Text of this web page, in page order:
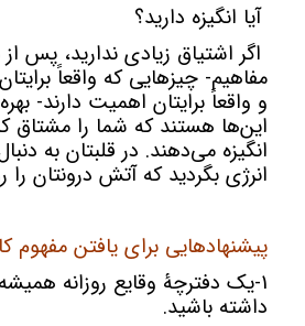
آیا انگیزه دارید؟
اگر اشتیاق زیادی ندارید، پس
مفاهیم- چیزهایی که واقعاً
و واقعاً برایتان اهمیت دارند-
این‌ها هستند که شما را مشتاق
انگیزه می‌دهند. در قلبتان به
انرژی بگردید که آتش درونتان
پیشنهادهایی برای یافتن مفهوم
1-یک دفترچۀ وقایع روزانه
داشته باشید.